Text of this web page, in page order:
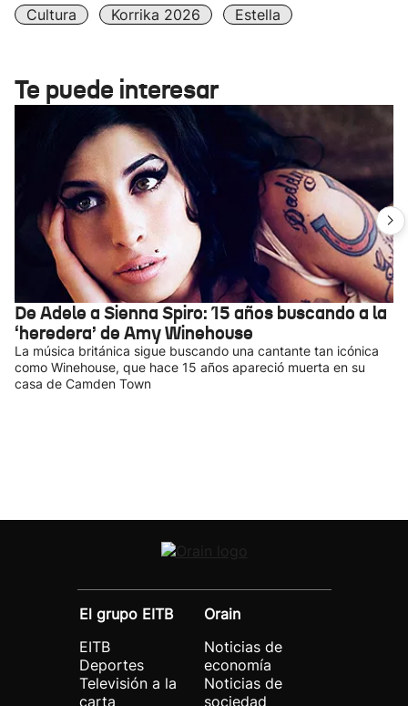
Cultura Korrika 2026 Estella
Te puede interesar
De Adele a Sienna Spiro: 15 años buscando a la
‘heredera’ de Amy Winehouse
La música británica sigue buscando una cantante tan icónica
como Winehouse, que hace 15 años apareció muerta en su
casa de Camden Town
El grupo EITB
EITB
Deportes
Televisión a la
carta
Orain
Noticias de
economía
Noticias de
sociedad